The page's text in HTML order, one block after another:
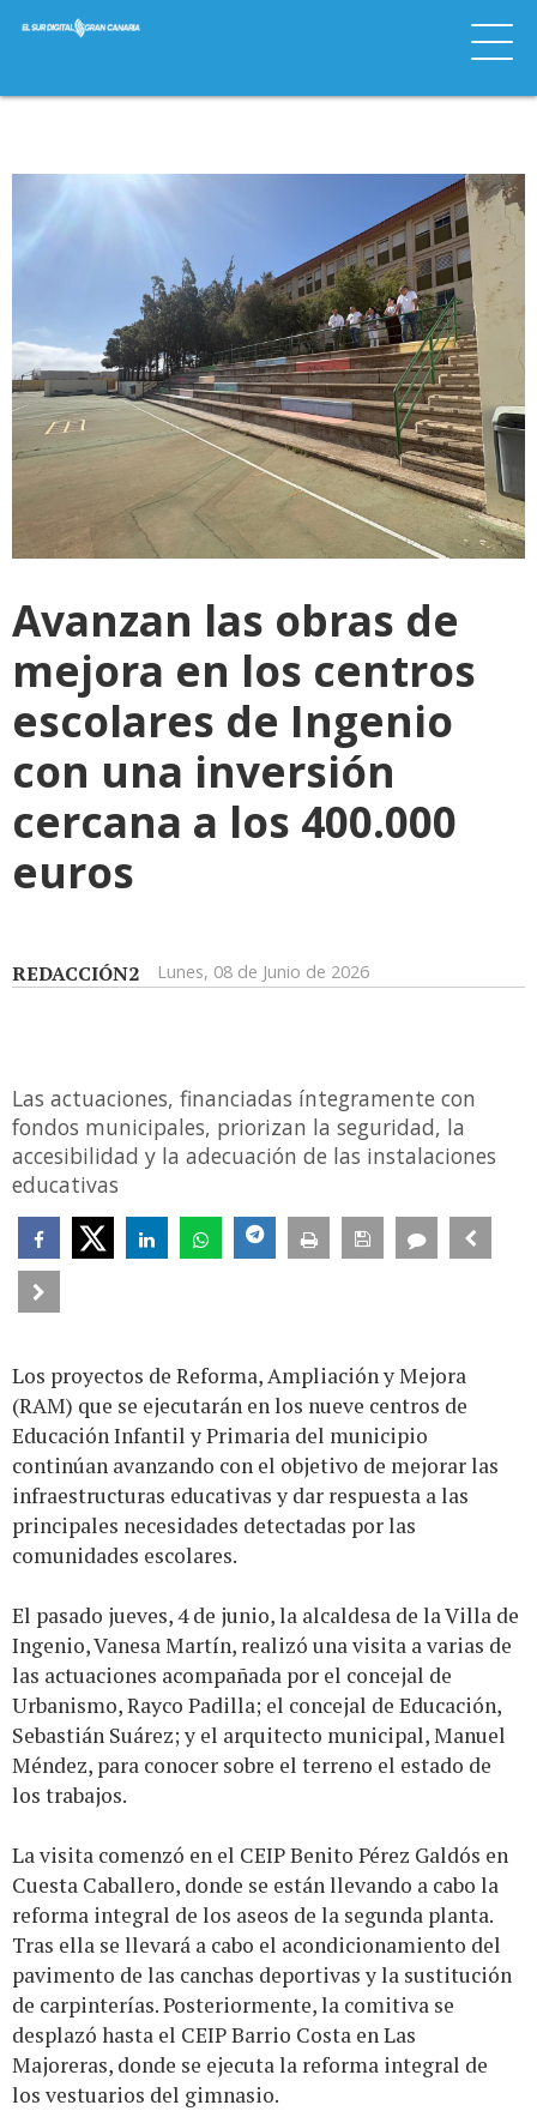
Avanzan las obras de
mejora en los centros
escolares de Ingenio
con una inversión
cercana a los 400.000
euros
REDACCIÓN2 Lunes, 08 de Junio de 2026
Las actuaciones, financiadas íntegramente con
fondos municipales, priorizan la seguridad, la
accesibilidad y la adecuación de las instalaciones
educativas
Los proyectos de Reforma, Ampliación y Mejora
(RAM) que se ejecutarán en los nueve centros de
Educación Infantil y Primaria del municipio
continúan avanzando con el objetivo de mejorar las
infraestructuras educativas y dar respuesta a las
principales necesidades detectadas por las
comunidades escolares.
El pasado jueves, 4 de junio, la alcaldesa de la Villa de
Ingenio, Vanesa Martín, realizó una visita a varias de
las actuaciones acompañada por el concejal de
Urbanismo, Rayco Padilla; el concejal de Educación,
Sebastián Suárez; y el arquitecto municipal, Manuel
Méndez, para conocer sobre el terreno el estado de
los trabajos.
La visita comenzó en el CEIP Benito Pérez Galdós en
Cuesta Caballero, donde se están llevando a cabo la
reforma integral de los aseos de la segunda planta.
Tras ella se llevará a cabo el acondicionamiento del
pavimento de las canchas deportivas y la sustitución
de carpinterías. Posteriormente, la comitiva se
desplazó hasta el CEIP Barrio Costa en Las
Majoreras, donde se ejecuta la reforma integral de
los vestuarios del gimnasio.